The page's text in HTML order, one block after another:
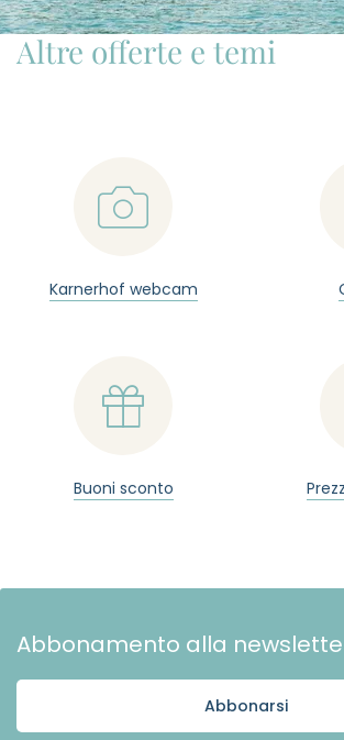
Altre offerte e temi
📷
Karnerhof webcam

Buoni sconto
Abbonamento alla
Abbonarsi